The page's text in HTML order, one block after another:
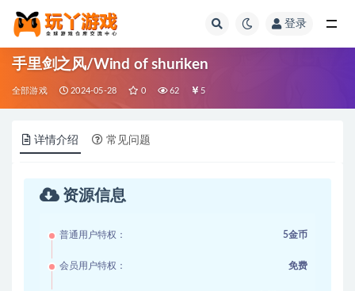
登录
手里剑之风/Wind of shuriken
全部游戏 2024-05-28 0 62 5
详情介绍 常见问题
资源信息
普通用户特权： 5金币
会员用户特权： 免费